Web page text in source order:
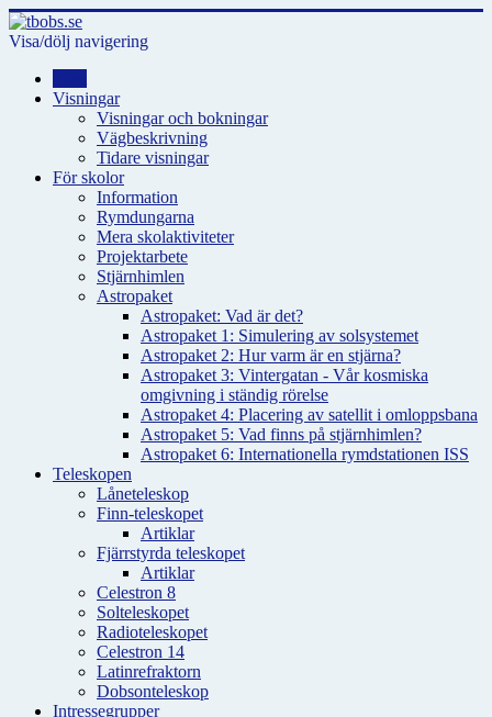
Visa/dölj navigering
Visningar
Visningar och bokningar
Vägbeskrivning
Tidare visningar
För skolor
Information
Rymdungarna
Mera skolaktiviteter
Projektarbete
Stjärnhimlen
Astropaket
Astropaket: Vad är det?
Astropaket 1: Simulering av solsystemet
Astropaket 2: Hur varm är en stjärna?
Astropaket 3: Vintergatan - Vår kosmiska
omgivning i ständig rörelse
Astropaket 4: Placering av satellit i omloppsbana
Astropaket 5: Vad finns på stjärnhimlen?
Astropaket 6: Internationella rymdstationen ISS
Teleskopen
Låneteleskop
Finn-teleskopet
Artiklar
Fjärrstyrda teleskopet
Artiklar
Celestron 8
Solteleskopet
Radioteleskopet
Celestron 14
Latinrefraktorn
Dobsonteleskop
Intressegrupper